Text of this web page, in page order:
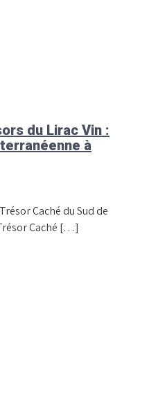
du Lirac Vin :
à
Caché du Sud de
Caché […]